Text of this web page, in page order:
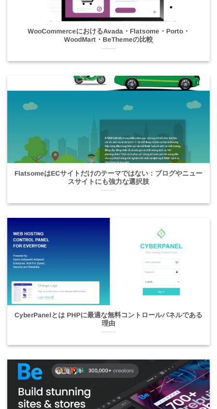
WooCommerceにおけるAvada・Flatsome・Porto・
WoodMart・BeThemeの比較
FlatsomeはECサイトだけのテーマではない：ブログやニュー
スサイトにも強力な選択肢
CyberPanelとは PHPに最適な無料コントロールパネルである
理由